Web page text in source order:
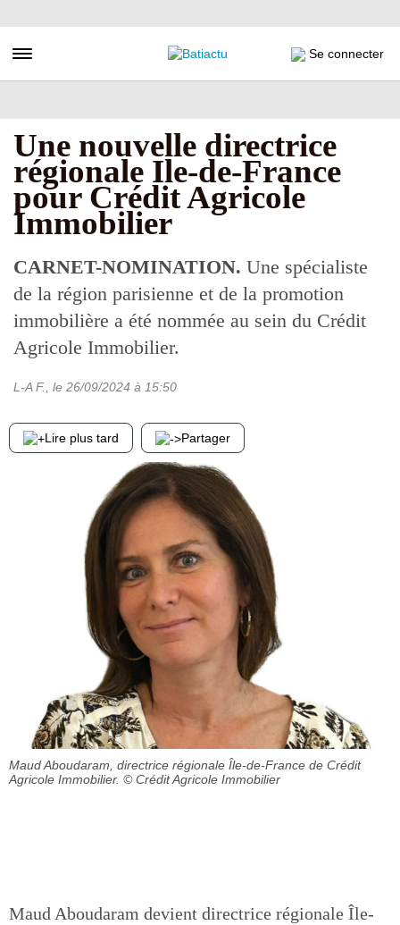
au
principal
Toggle navigation Se connecter
Une nouvelle directrice
régionale Ile-de-France
pour Crédit Agricole
Immobilier
CARNET-NOMINATION. Une spécialiste
de la région parisienne et de la promotion
immobilière a été nommée au sein du Crédit
Agricole Immobilier.
L-A F. , le 26/09/2024 à 15:50
Lire plus tard Partager
Maud Aboudaram, directrice régionale Île-de-France de Crédit
Agricole Immobilier. © Crédit Agricole Immobilier
Maud Aboudaram devient directrice régionale Île-